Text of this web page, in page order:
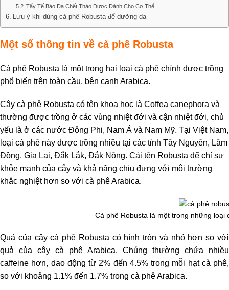
Tẩy Tế Bào Da Chết Thảo Dược Dành Cho Cơ Thể
Lưu ý khi dùng cà phê Robusta để dưỡng da
Một số thông tin về cà phê Robusta
Cà phê Robusta là một trong hai loại cà phê chính được trồng
phổ biến trên toàn cầu, bên cạnh Arabica.
Cây cà phê Robusta có tên khoa học là Coffea canephora và
thường được trồng ở các vùng nhiệt đới và cận nhiệt đới, chủ
yếu là ở các nước Đông Phi, Nam Á và Nam Mỹ. Tại Việt Nam,
loại cà phê này được trồng nhiều tại các tỉnh Tây Nguyên, Lâm
Đồng, Gia Lai, Đắk Lắk, Đắk Nông. Cái tên Robusta để chỉ sự
khỏe mạnh của cây và khả năng chịu đựng với môi trường
khắc nghiệt hơn so với cà phê Arabica.
Cà phê Robusta là một trong những loại
Quả của cây cà phê Robusta có hình tròn và nhỏ hơn so với
quả của cây cà phê Arabica. Chúng thường chứa nhiều
caffeine hơn, dao động từ 2% đến 4.5% trong mỗi hạt cà phê,
so với khoảng 1.1% đến 1.7% trong cà phê Arabica.